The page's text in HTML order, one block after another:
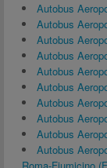
Autobus
Autobus
Autobus
Autobus
Autobus
Autobus
Autobus
Autobus
Autobus
Autobus